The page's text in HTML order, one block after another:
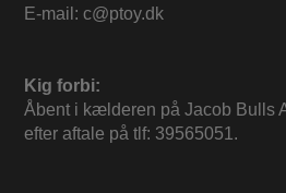
E-mail: c@ptoy.dk
Kig forbi:
Åbent i kælderen på Jacob Bulls
efter aftale på tlf: 39565051.